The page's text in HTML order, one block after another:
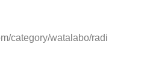
category/watalabo/radi